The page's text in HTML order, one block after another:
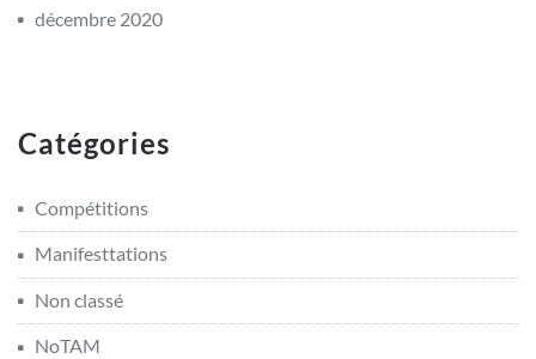
décembre 2020
Catégories
Compétitions
Manifesttations
Non classé
NoTAM